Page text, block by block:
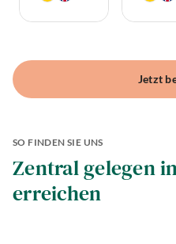
Jetzt
SO FINDEN SIE UNS
Zentral gelegen
erreichen